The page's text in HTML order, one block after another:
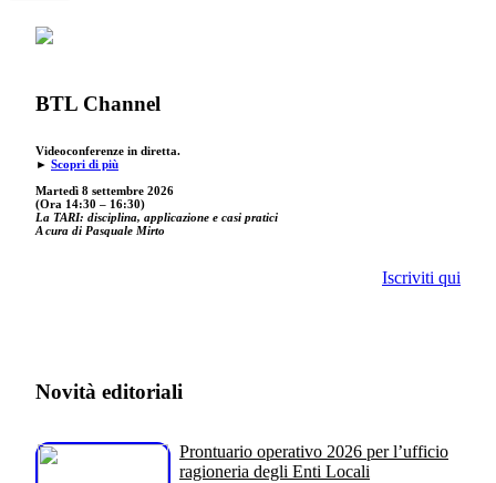
BTL Channel
Videoconferenze in diretta.
► Scopri di più
Martedì 8 settembre 2026
(Ora 14:30 – 16:30)
La TARI: disciplina, applicazione e casi pratici
A cura di Pasquale Mirto
Iscriviti qui
Novità editoriali
Prontuario operativo 2026 per l’ufficio
ragioneria degli Enti Locali